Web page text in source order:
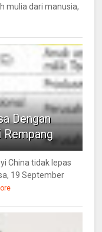
mulia dari manusia,
Dengan
China tidak lepas
19 September